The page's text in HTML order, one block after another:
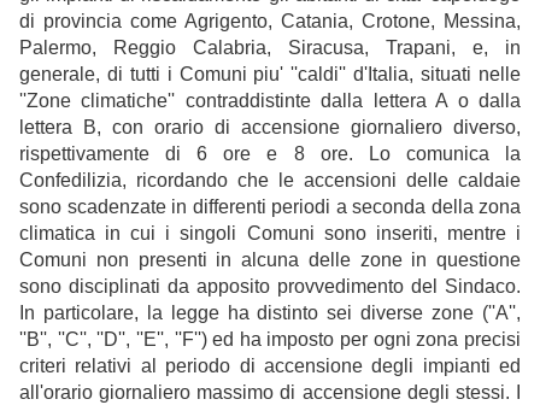
di provincia come Agrigento, Catania, Crotone, Messina,
Palermo, Reggio Calabria, Siracusa, Trapani, e, in
generale, di tutti i Comuni piu' ''caldi'' d'Italia, situati nelle
''Zone climatiche'' contraddistinte dalla lettera A o dalla
lettera B, con orario di accensione giornaliero diverso,
rispettivamente di 6 ore e 8 ore. Lo comunica la
Confedilizia, ricordando che le accensioni delle caldaie
sono scadenzate in differenti periodi a seconda della zona
climatica in cui i singoli Comuni sono inseriti, mentre i
Comuni non presenti in alcuna delle zone in questione
sono disciplinati da apposito provvedimento del Sindaco.
In particolare, la legge ha distinto sei diverse zone (''A'',
''B'', ''C'', ''D'', ''E'', ''F'') ed ha imposto per ogni zona precisi
criteri relativi al periodo di accensione degli impianti ed
all'orario giornaliero massimo di accensione degli stessi. I